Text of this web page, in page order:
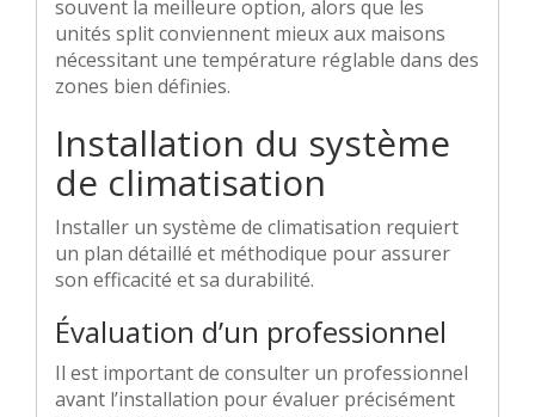
souvent la meilleure option, alors que les
unités split conviennent mieux aux maisons
nécessitant une température réglable dans des
zones bien définies.
Installation du système
de climatisation
Installer un système de climatisation requiert
un plan détaillé et méthodique pour assurer
son efficacité et sa durabilité.
Évaluation d’un professionnel
Il est important de consulter un professionnel
avant l’installation pour évaluer précisément